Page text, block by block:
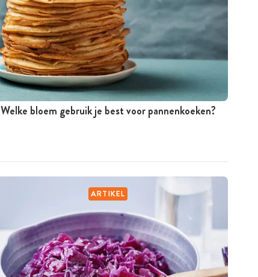
Welke bloem gebruik je best voor pannenkoeken?
ARTIKEL